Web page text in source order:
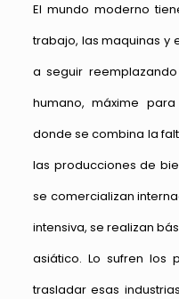
El mundo moderno
trabajo, las maquinas y
a seguir
humano, máxime
donde se combina la
las producciones de
se comercializan
intensiva, se realizan
asiático. Lo sufren los
trasladar esas